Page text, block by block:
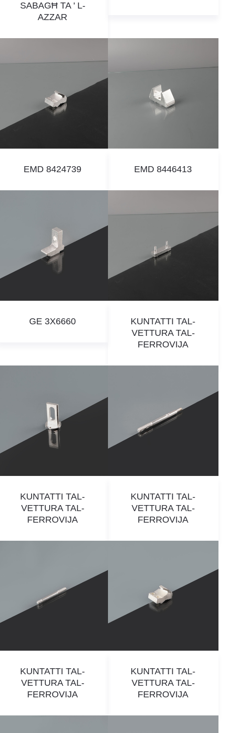
SABAGĦ TA ' L-
AZZAR
EMD 8424739 EMD 8446413
GE 3X6660
KUNTATTI TAL-
VETTURA TAL-
FERROVIJA
KUNTATTI TAL-
VETTURA TAL-
FERROVIJA
KUNTATTI TAL-
VETTURA TAL-
FERROVIJA
KUNTATTI TAL-
VETTURA TAL-
FERROVIJA
KUNTATTI TAL-
VETTURA TAL-
FERROVIJA